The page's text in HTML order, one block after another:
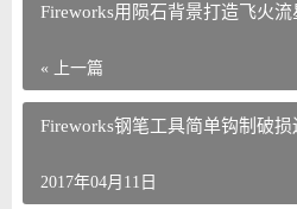
Fireworks用陨石背景打造飞火
« 上一篇
Fireworks钢笔工具简单钩制破损
2017年04月11日